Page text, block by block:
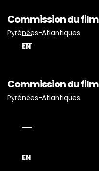
Commission du film
Pyrénées-Atlantiques
EN
Commission du film
Pyrénées-Atlantiques
EN
Accueil